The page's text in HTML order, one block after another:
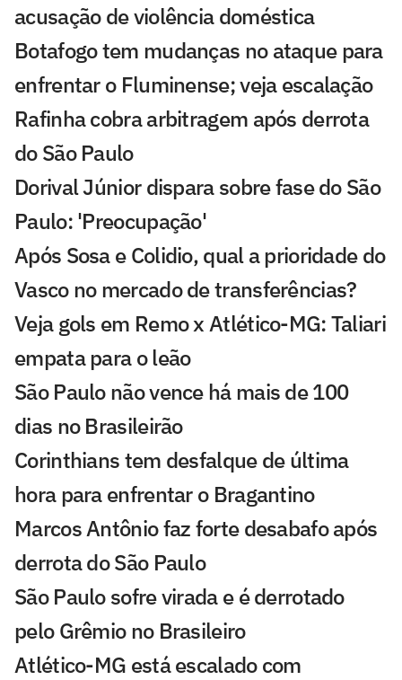
acusação de violência doméstica
Botafogo tem mudanças no ataque para
enfrentar o Fluminense; veja escalação
Rafinha cobra arbitragem após derrota
do São Paulo
Dorival Júnior dispara sobre fase do São
Paulo: 'Preocupação'
Após Sosa e Colidio, qual a prioridade do
Vasco no mercado de transferências?
Veja gols em Remo x Atlético-MG: Taliari
empata para o leão
São Paulo não vence há mais de 100
dias no Brasileirão
Corinthians tem desfalque de última
hora para enfrentar o Bragantino
Marcos Antônio faz forte desabafo após
derrota do São Paulo
São Paulo sofre virada e é derrotado
pelo Grêmio no Brasileiro
Atlético-MG está escalado com